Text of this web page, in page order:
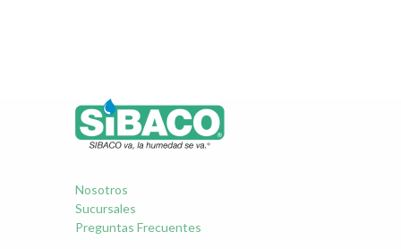
Nosotros
Sucursales
Preguntas Frecuentes